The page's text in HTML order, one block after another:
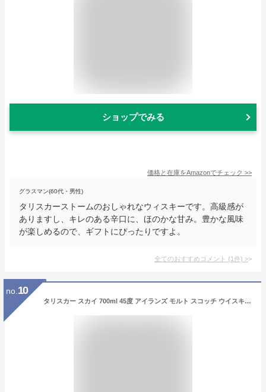
ショップでみる
価格と在庫をAmazonでチェック >>
グラスマン(60代・男性)
タリスカーストームのおしゃれなウィスキーです。高級感が
ありますし、キレのある辛口に、ほのかな甘み。豊かな風味
が楽しめるので、ギフトにぴったりですよ。
全てのおすすめコメント (1件) >
no. 10
タリスカー スカイ 700ml 45度 アイランズ モルト スコッチ ウイスキー whiskey 洋酒